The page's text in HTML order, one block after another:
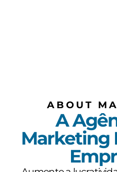
ABOUT
A
Marketing